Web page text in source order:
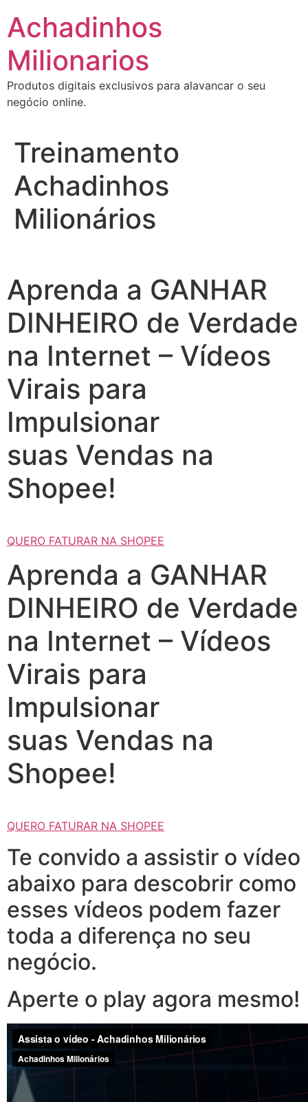
para
conteúdo
Achadinhos
Milionarios
Produtos digitais exclusivos para alavancar o seu
negócio online.
Treinamento
Achadinhos
Milionários
Aprenda a GANHAR
DINHEIRO de Verdade
na Internet – Vídeos
Virais para
Impulsionar
suas Vendas na
Shopee!
QUERO FATURAR NA SHOPEE
Aprenda a GANHAR
DINHEIRO de Verdade
na Internet – Vídeos
Virais para
Impulsionar
suas Vendas na
Shopee!
QUERO FATURAR NA SHOPEE
Te convido a assistir o vídeo
abaixo para descobrir como
esses vídeos podem fazer
toda a diferença no seu
negócio.
Aperte o play agora mesmo!